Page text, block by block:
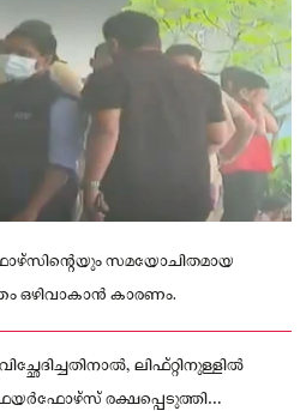
സമയോചിതമായ
ഒഴിവാകാൻ കാരണം.
ലിഫ്റ്റിനുള്ളിൽ
ഫയർഫോഴ്സ് രക്ഷപ്പെടുത്തി